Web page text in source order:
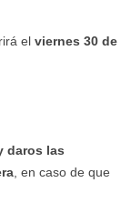
el viernes 30 de
daros las
, en caso de que